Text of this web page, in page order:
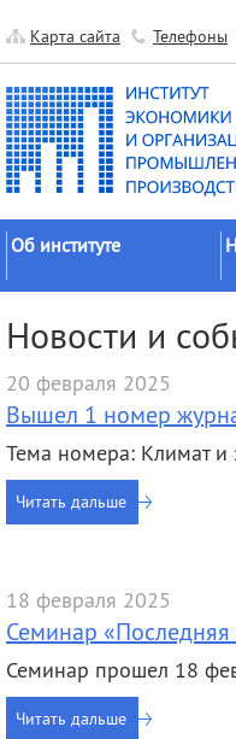
Карта сайта Телефоны
Об институте
Официальные документы
История
Руководство
Научные подразделения
Прочие подразделения
Издательская
Новости и
20 февраля 2025
Вышел 1 номер
Тема номера: Климат и
Читать дальше
18 февраля 2025
Семинар
Семинар прошел 18
Читать дальше